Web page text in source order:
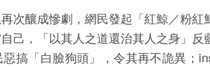
次釀成慘劇，網民發起「紅鯨／粉紅
己，「以其人之道還治其人之身」反
搞「白臉狗頭」，令其再不詭異；